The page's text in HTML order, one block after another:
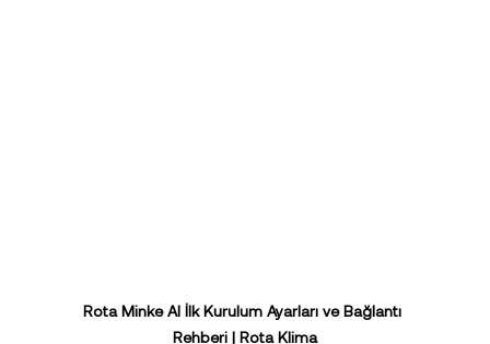
Rota Minke AI İlk Kurulum Ayarları ve Bağlantı
Rehberi | Rota Klima